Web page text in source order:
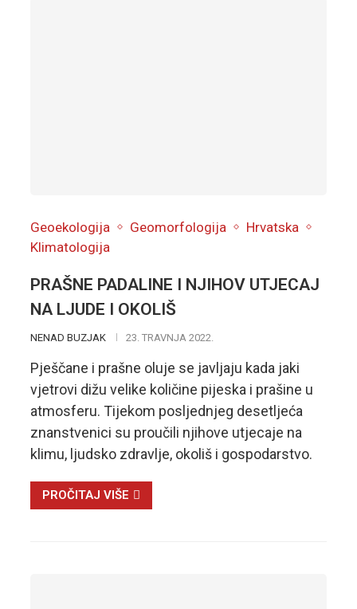
Geoekologija Geomorfologija
Hrvatska
Klimatologija
PRAŠNE PADALINE I NJIHOV UTJECAJ
NA LJUDE I OKOLIŠ
NENAD BUZJAK 23. TRAVNJA 2022.
Pješčane i prašne oluje se javljaju kada jaki
vjetrovi dižu velike količine pijeska i prašine u
atmosferu. Tijekom posljednjeg desetljeća
znanstvenici su proučili njihove utjecaje na
klimu, ljudsko zdravlje, okoliš i gospodarstvo.
PROČITAJ VIŠE